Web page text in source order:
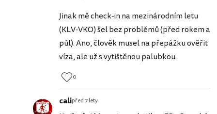
Jinak mě check-in na mezinárodním letu
(KLV-VKO) šel bez problémů (před rokem a
půl). Ano, člověk musel na přepážku ověřit
víza, ale už s vytištěnou palubkou.
0
calipřed 7 lety